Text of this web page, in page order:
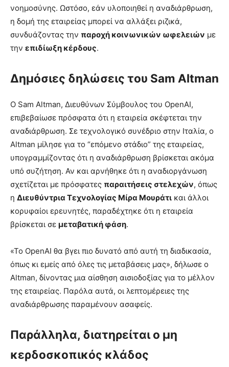
νοημοσύνης. Ωστόσο, εάν υλοποιηθεί η αναδιάρθρωση,
η δομή της εταιρείας μπορεί να αλλάξει ριζικά,
συνδυάζοντας την παροχή κοινωνικών ωφελειών με
την επιδίωξη κέρδους.
Δημόσιες δηλώσεις του Sam Altman
Ο Sam Altman, Διευθύνων Σύμβουλος του OpenAI,
επιβεβαίωσε πρόσφατα ότι η εταιρεία σκέφτεται την
αναδιάρθρωση. Σε τεχνολογικό συνέδριο στην Ιταλία, ο
Altman μίλησε για το “επόμενο στάδιο” της εταιρείας,
υπογραμμίζοντας ότι η αναδιάρθρωση βρίσκεται ακόμα
υπό συζήτηση. Αν και αρνήθηκε ότι η αναδιοργάνωση
σχετίζεται με πρόσφατες παραιτήσεις στελεχών, όπως
η Διευθύντρια Τεχνολογίας Μίρα Μουράτι και άλλοι
κορυφαίοι ερευνητές, παραδέχτηκε ότι η εταιρεία
βρίσκεται σε μεταβατική φάση.
«Το OpenAI θα βγει πιο δυνατό από αυτή τη διαδικασία,
όπως κι εμείς από όλες τις μεταβάσεις μας», δήλωσε ο
Altman, δίνοντας μια αίσθηση αισιοδοξίας για το μέλλον
της εταιρείας. Παρόλα αυτά, οι λεπτομέρειες της
αναδιάρθρωσης παραμένουν ασαφείς.
Παράλληλα, διατηρείται ο μη
κερδοσκοπικός κλάδος